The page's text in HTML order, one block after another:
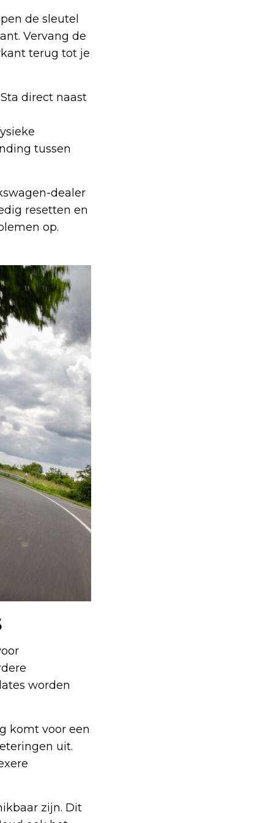
de sleutel
Vervang de
terug tot je
direct naast
tussen
dealer
resetten en
op.
worden
komt voor een
uit.
zijn. Dit